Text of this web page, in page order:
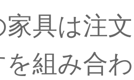
具は注
組み合